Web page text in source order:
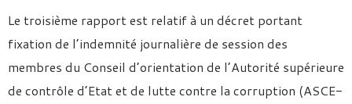
Le troisième rapport est relatif à un décret portant
fixation de l’indemnité journalière de session des
membres du Conseil d’orientation de l’Autorité supérieure
de contrôle d’Etat et de lutte contre la corruption (ASCE-